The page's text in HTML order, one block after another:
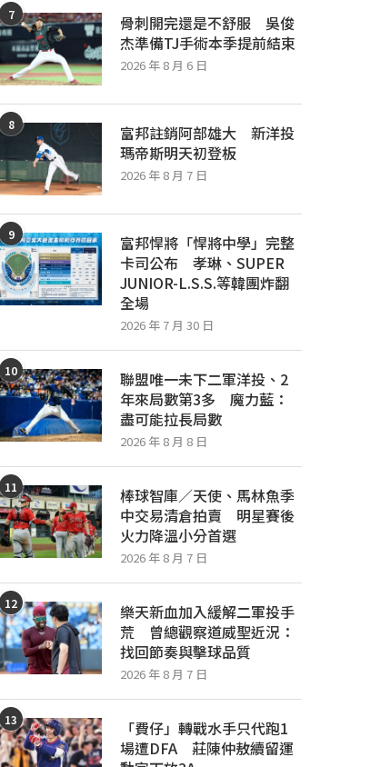
7
骨刺開完還是不舒服 吳俊
杰準備TJ手術本季提前結束
2026 年 8 月 6 日
8
富邦註銷阿部雄大 新洋投
瑪帝斯明天初登板
2026 年 8 月 7 日
9
富邦悍將「悍將中學」完整
卡司公布 孝琳、SUPER
JUNIOR-L.S.S.等韓團炸翻
全場
2026 年 7 月 30 日
10
聯盟唯一未下二軍洋投、2
年來局數第3多 魔力藍：
盡可能拉長局數
2026 年 8 月 8 日
11
棒球智庫／天使、馬林魚季
中交易清倉拍賣 明星賽後
火力降溫小分首選
2026 年 8 月 7 日
12
樂天新血加入緩解二軍投手
荒 曾總觀察道威聖近況：
找回節奏與擊球品質
2026 年 8 月 7 日
13
「費仔」轉戰水手只代跑1
場遭DFA 莊陳仲敖續留運